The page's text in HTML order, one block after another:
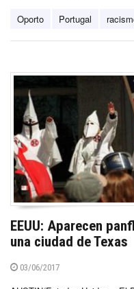
Oporto Portugal
EEUU: Aparecen
una ciudad de Texas
03/06/2017